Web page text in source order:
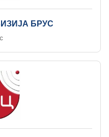
БРУС